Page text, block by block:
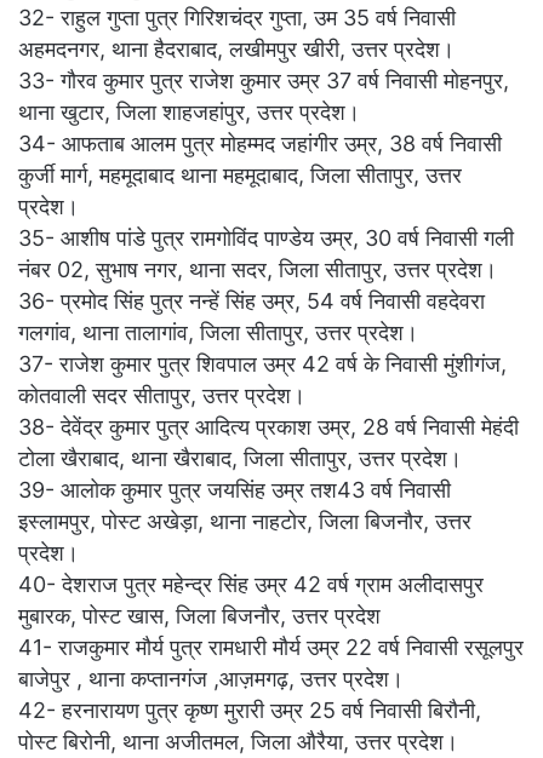
32- राहुल गुप्ता पुत्र गिरिशचंद्र गुप्ता, उम 35 वर्ष निवासी
अहमदनगर, थाना हैदराबाद, लखीमपुर खीरी, उत्तर प्रदेश।
33- गौरव कुमार पुत्र राजेश कुमार उम्र 37 वर्ष निवासी मोहनपुर,
थाना खुटार, जिला शाहजहांपुर, उत्तर प्रदेश।
34- आफताब आलम पुत्र मोहम्मद जहांगीर उम्र, 38 वर्ष निवासी
कुर्जी मार्ग, महमूदाबाद थाना महमूदाबाद, जिला सीतापुर, उत्तर
प्रदेश।
35- आशीष पांडे पुत्र रामगोविंद पाण्डेय उम्र, 30 वर्ष निवासी गली
नंबर 02, सुभाष नगर, थाना सदर, जिला सीतापुर, उत्तर प्रदेश।
36- प्रमोद सिंह पुत्र नन्हें सिंह उम्र, 54 वर्ष निवासी वहदेवरा
गलगांव, थाना तालागांव, जिला सीतापुर, उत्तर प्रदेश।
37- राजेश कुमार पुत्र शिवपाल उम्र 42 वर्ष के निवासी मुंशीगंज,
कोतवाली सदर सीतापुर, उत्तर प्रदेश।
38- देवेंद्र कुमार पुत्र आदित्य प्रकाश उम्र, 28 वर्ष निवासी मेहंदी
टोला खैराबाद, थाना खैराबाद, जिला सीतापुर, उत्तर प्रदेश।
39- आलोक कुमार पुत्र जयसिंह उम्र तश43 वर्ष निवासी
इस्लामपुर, पोस्ट अखेड़ा, थाना नाहटोर, जिला बिजनौर, उत्तर
प्रदेश।
40- देशराज पुत्र महेन्द्र सिंह उम्र 42 वर्ष ग्राम अलीदासपुर
मुबारक, पोस्ट खास, जिला बिजनौर, उत्तर प्रदेश
41- राजकुमार मौर्य पुत्र रामधारी मौर्य उम्र 22 वर्ष निवासी रसूलपुर
बाजेपुर , थाना कप्तानगंज ,आज़मगढ़, उत्तर प्रदेश।
42- हरनारायण पुत्र कृष्ण मुरारी उम्र 25 वर्ष निवासी बिरौनी,
पोस्ट बिरोनी, थाना अजीतमल, जिला औरैया, उत्तर प्रदेश।